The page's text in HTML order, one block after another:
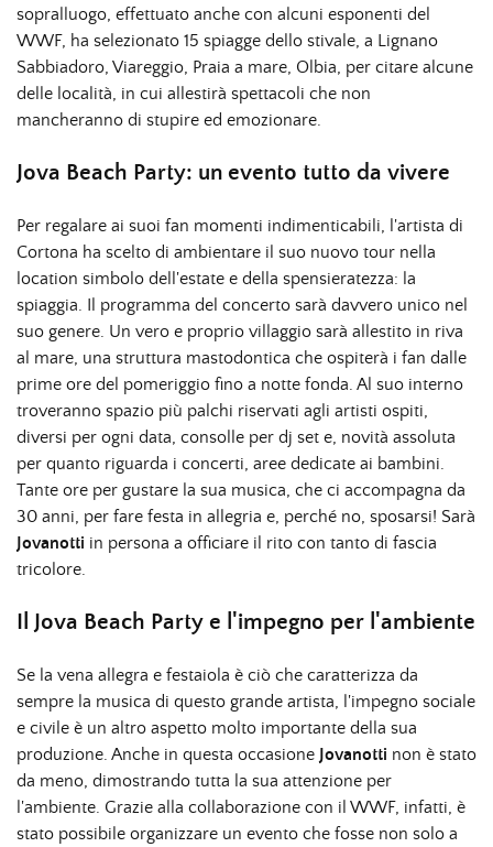
sopralluogo, effettuato anche con alcuni esponenti del
WWF, ha selezionato 15 spiagge dello stivale, a Lignano
Sabbiadoro, Viareggio, Praia a mare, Olbia, per citare alcune
delle località, in cui allestirà spettacoli che non
mancheranno di stupire ed emozionare.
Jova Beach Party: un evento tutto da vivere
Per regalare ai suoi fan momenti indimenticabili, l'artista di
Cortona ha scelto di ambientare il suo nuovo tour nella
location simbolo dell'estate e della spensieratezza: la
spiaggia. Il programma del concerto sarà davvero unico nel
suo genere. Un vero e proprio villaggio sarà allestito in riva
al mare, una struttura mastodontica che ospiterà i fan dalle
prime ore del pomeriggio fino a notte fonda. Al suo interno
troveranno spazio più palchi riservati agli artisti ospiti,
diversi per ogni data, consolle per dj set e, novità assoluta
per quanto riguarda i concerti, aree dedicate ai bambini.
Tante ore per gustare la sua musica, che ci accompagna da
30 anni, per fare festa in allegria e, perché no, sposarsi! Sarà
Jovanotti in persona a officiare il rito con tanto di fascia
tricolore.
Il Jova Beach Party e l'impegno per l'ambiente
Se la vena allegra e festaiola è ciò che caratterizza da
sempre la musica di questo grande artista, l'impegno sociale
e civile è un altro aspetto molto importante della sua
produzione. Anche in questa occasione Jovanotti non è stato
da meno, dimostrando tutta la sua attenzione per
l'ambiente. Grazie alla collaborazione con il WWF, infatti, è
stato possibile organizzare un evento che fosse non solo a